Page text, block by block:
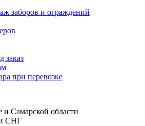
заборов и ограждений
заказ
при перевозке
Самарской области
СНГ